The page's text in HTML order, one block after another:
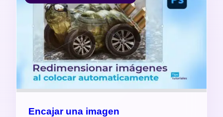
Encajar una imagen